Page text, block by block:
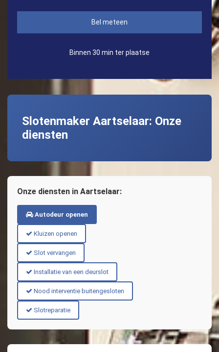
Bel meteen
Binnen 30 min ter plaatse
Slotenmaker Aartselaar: Onze
diensten
Onze diensten in Aartselaar:
Autodeur openen
Kluizen openen
Slot vervangen
Installatie van een deurslot
Nood interventie buitengesloten
Slotreparatie